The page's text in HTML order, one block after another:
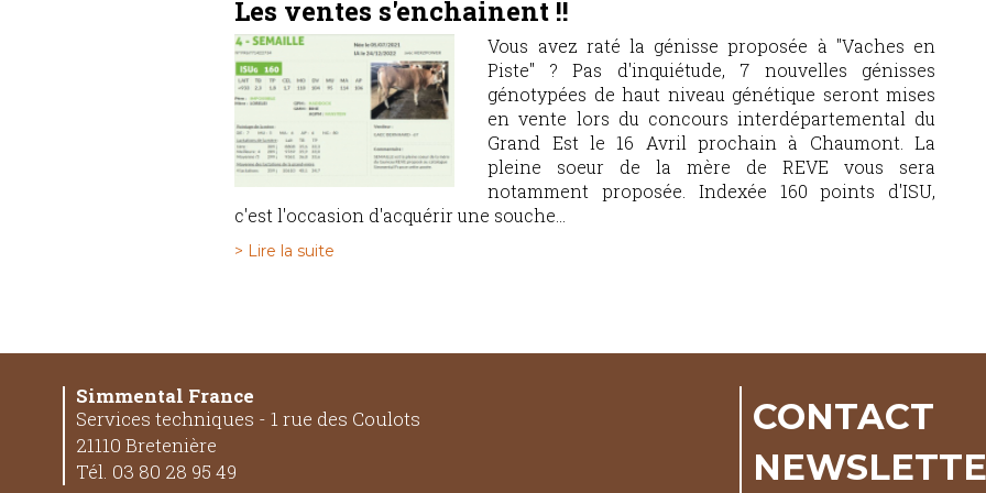
Les ventes s'enchainent !!
Vous avez raté la génisse proposée à "Vaches en
Piste" ? Pas d'inquiétude, 7 nouvelles génisses
génotypées de haut niveau génétique seront mises
en vente lors du concours interdépartemental du
Grand Est le 16 Avril prochain à Chaumont. La
pleine soeur de la mère de REVE vous sera
notamment proposée. Indexée 160 points d'ISU,
c'est l'occasion d'acquérir une souche...
> Lire la suite
Simmental France
Services techniques - 1 rue des Coulots
21110 Bretenière
Tél. 03 80 28 95 49
CONTACT